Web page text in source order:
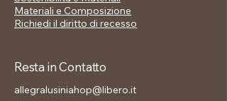
Materiali e Composizione
Richiedi il diritto di recesso
Resta in Contatto
allegralusiniahop@libero.it